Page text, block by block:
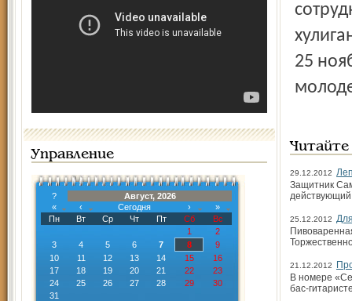
Управление
?
Август, 2026
«
‹ Сегодня ›
»
Пн
Вт Ср Чт Пт Сб
Вс
1
2
3
4 5 6 7 8
9
10
11 12 13 14 15
16
17
18 19 20 21 22
23
24
25 26 27 28 29
30
31
25
29.12.2012
Защитник
действующий
25.12.2012
21.12.2012
В номере
бас-